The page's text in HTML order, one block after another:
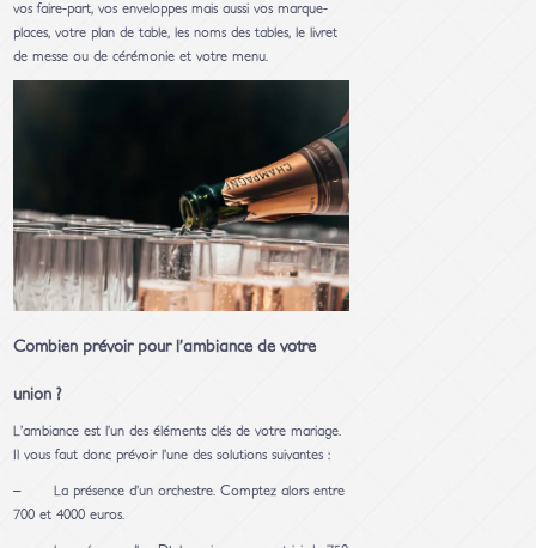
vos faire-part, vos enveloppes mais aussi vos marque-
places, votre plan de table, les noms des tables, le livret
de messe ou de cérémonie et votre menu.
Combien prévoir pour l’ambiance de votre
union ?
L’ambiance est l’un des éléments clés de votre mariage.
Il vous faut donc prévoir l’une des solutions suivantes :
– La présence d’un orchestre. Comptez alors entre
700 et 4000 euros.